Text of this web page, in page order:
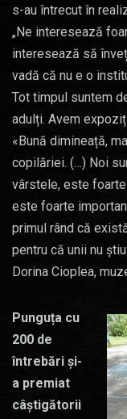
s-au întrecut în
„Ne interesează
interesează să
vadă că nu e o
Tot timpul suntem
adulți. Avem
«Bună dimineață,
copilăriei. (…) Noi
vârstele, este
este foarte
primul rând că
pentru că unii nu
Dorina Cioplea,
Punguța cu
200 de
întrebări și-
a premiat
câștigătorii